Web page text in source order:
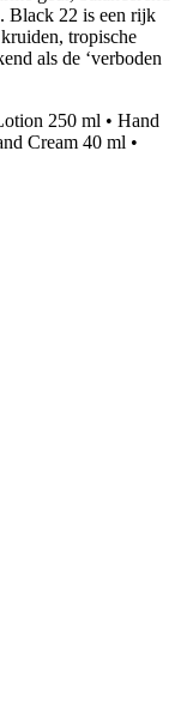
Black 22 is een rijk
tropische
als de ‘verboden
250 ml • Hand
Cream 40 ml •